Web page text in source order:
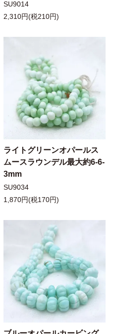
SU9014
2,310円(税210円)
ライトグリーンオパールス
ムースラウンデル最大約6-6-
3mm
SU9034
1,870円(税170円)